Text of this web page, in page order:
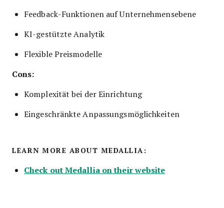
Feedback-Funktionen auf Unternehmensebene
KI-gestützte Analytik
Flexible Preismodelle
Cons:
Komplexität bei der Einrichtung
Eingeschränkte Anpassungsmöglichkeiten
LEARN MORE ABOUT MEDALLIA:
Check out Medallia on their website